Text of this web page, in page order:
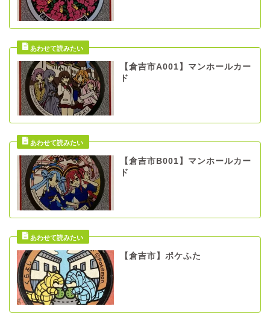
【倉吉市A001】マンホールカー
ド
【倉吉市B001】マンホールカー
ド
【倉吉市】ポケふた